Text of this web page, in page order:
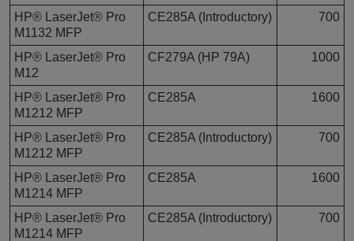
HP® LaserJet® Pro
M1132 MFP
CE285A (Introductory) 700
HP® LaserJet® Pro
M12
CF279A (HP 79A) 1000
HP® LaserJet® Pro
M1212 MFP
CE285A 1600
HP® LaserJet® Pro
M1212 MFP
CE285A (Introductory) 700
HP® LaserJet® Pro
M1214 MFP
CE285A 1600
HP® LaserJet® Pro
M1214 MFP
CE285A (Introductory) 700